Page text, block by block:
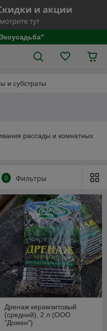
и субстраты
рассады и комнатных
0 Фильтры
Дренаж керамзитовый
(средний), 2 л (ООО
"Домен")